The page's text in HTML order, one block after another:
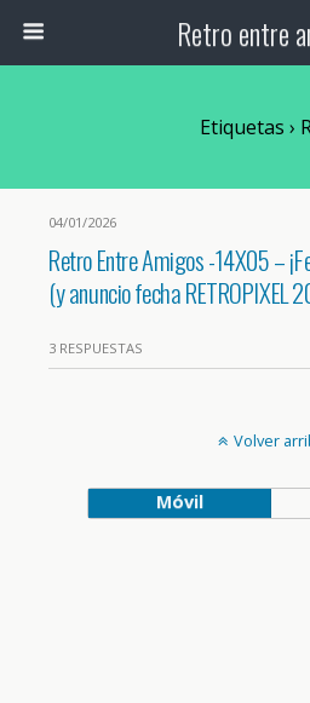
Retro entre
Etiquetas ›
04/01/2026
Retro Entre Amigos -14X05 –
(y anuncio fecha RETROPIXEL
3 RESPUESTAS
Volver
Móvil